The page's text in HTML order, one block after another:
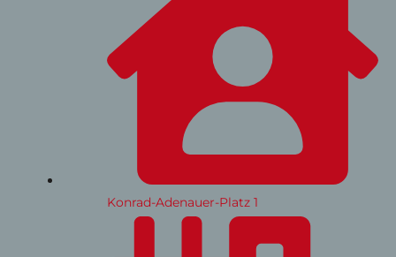
Konrad-Adenauer-Platz 1